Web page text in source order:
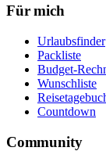
Für mich
Urlaubsfinder
Packliste
Budget-
Wunschliste
Countdown
Community